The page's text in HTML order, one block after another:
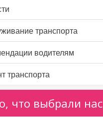
транспорта
водителям
транспорта
что выбрали нас